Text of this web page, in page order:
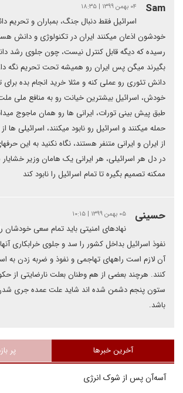
Sam ۰۴ بهمن ۱۳۹۹ | ۱۸:۳۵
اسرائیل فقط دنبال جنگ، بمباران و تحریم
خودشون اذعان میکنند ایران در تکنولوژی و دانش
رسیده که دیگه قابل کنترل نیست، چون جلوی رشد
بگیرند میگن پس ایران رو همیشه تحت تحریم نگه
دانش تئوری رو عملی کنه و مثلا خرید انجام بده
خودش، اسرائیل بیشترین خیانت رو به منافع ملی ملت
طبق پیش بینی تورات، ایرانی ها رو همان ماجوج
حمله میکنند و اسرائیل رو نابود میکنند، اسرائیلی
از ایران و ایرانی متنفر هستند، نگاه نکنید به این
در دل هر اسرائیلی، هر ایرانی یک هامان وزیر
ممکنه تصمیم بگیره تا تمام اسرائیل را نابود کند
حسینی ۰۵ بهمن ۱۳۹۹ | ۱۰:۱۵
نهادهای امنیتی باید تمام سعی خودشان
نفوذ اسرائیل بداخل کشور را سد و جلوی خرابکاری آنها
آن لازم است راههای تهاجمی و نفوذ و ضربه زدن به
کنند. هرچند بعضی از هم وطنان بعلت نارضایتی از
ستون پنجم دشمن شده اند شاید علت عمده جری شدن
باشد.
آخرین خبرها پر
آسه‌آن پس از شوک انرژی